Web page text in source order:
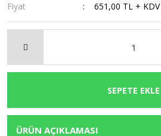
Fiyat
651,00 TL + KDV
SEPETE EKLE
ÜRÜN AÇIKLAMASI